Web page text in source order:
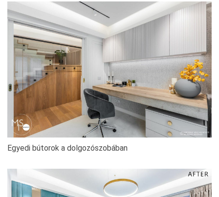
Egyedi bútorok a dolgozószobában